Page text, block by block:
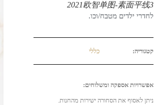
2021欧智单图-素面平线3
לחדרי ילדים מטבח/וכו.
קטגוריה: כללי
אפשרויות אספקה ומשלוחים:
ניתן לאסוף את הסחורה ישירות מהחנות.